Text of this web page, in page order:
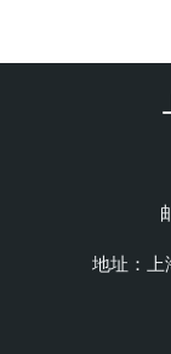
地址：上